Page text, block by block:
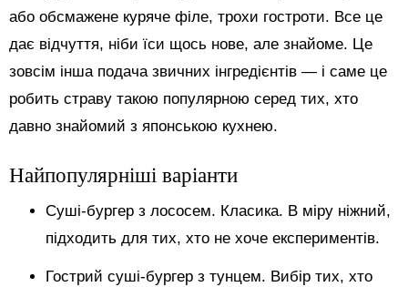
або обсмажене куряче філе, трохи гостроти. Все це
дає відчуття, ніби їси щось нове, але знайоме. Це
зовсім інша подача звичних інгредієнтів — і саме це
робить страву такою популярною серед тих, хто
давно знайомий з японською кухнею.
Найпопулярніші варіанти
Суші-бургер з лососем. Класика. В міру ніжний,
підходить для тих, хто не хоче експериментів.
Гострий суші-бургер з тунцем. Вибір тих, хто